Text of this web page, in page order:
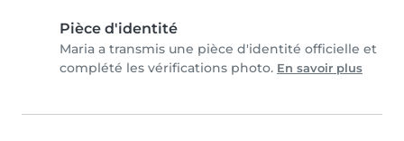
Pièce d'identité
Maria a transmis une pièce d'identité officielle et
complété les vérifications photo. En savoir plus